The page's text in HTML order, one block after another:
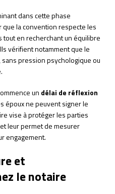
dans cette phase
la convention respecte les
en recherchant un équilibre
vérifient notamment que le
pression psychologique ou
un délai de réflexion
époux ne peuvent signer le
vise à protéger les parties
leur permet de mesurer
engagement.
et
le notaire